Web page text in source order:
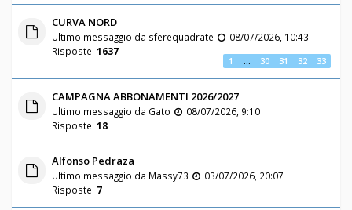
CURVA NORD
Ultimo messaggio da sferequadrate
08/07/2026, 10:43
Risposte: 1637
1 … 30 31 32 33
CAMPAGNA ABBONAMENTI 2026/2027
Ultimo messaggio da Gato
08/07/2026, 9:10
Risposte: 18
Alfonso Pedraza
Ultimo messaggio da Massy73
03/07/2026, 20:07
Risposte: 7